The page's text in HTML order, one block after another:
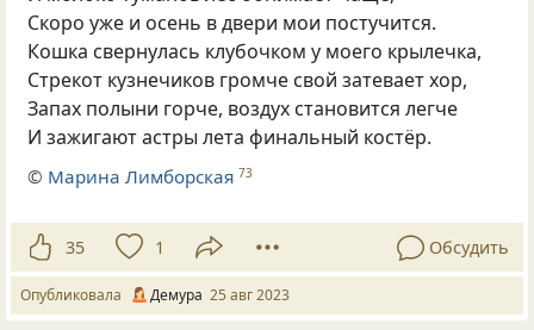
Скоро уже и осень в двери мои постучится.
Кошка свернулась клубочком у моего крылечка,
Стрекот кузнечиков громче свой затевает хор,
Запах полыни горче, воздух становится легче
И зажигают астры лета финальный костёр.
© Марина Лимборская 73
35 1 Обсудить
Опубликовала Демура 25 авг 2023